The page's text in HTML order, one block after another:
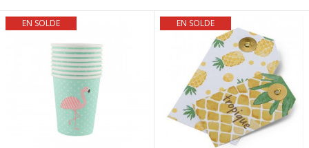
EN SOLDE EN SOLDE